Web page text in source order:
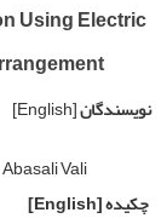
Using Electric
نویسندگان[English]
Abasali Vali
چکیده[English]